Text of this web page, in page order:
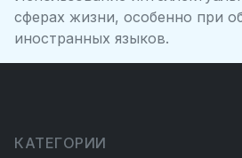
сферах жизни, особенно при
иностранных языков.
КАТЕГОРИИ